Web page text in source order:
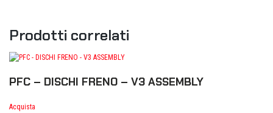
Prodotti correlati
PFC – DISCHI FRENO – V3 ASSEMBLY
Acquista